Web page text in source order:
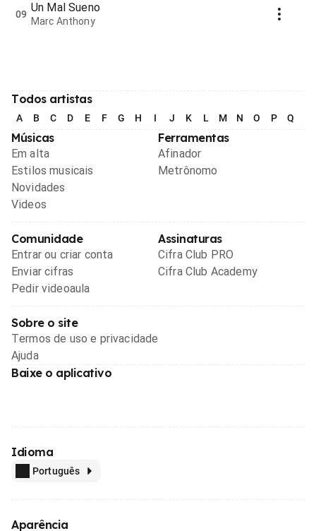
09 Un Mal Sueno
Marc Anthony
Todos artistas
A B C D E F G H I J K L M N O P Q
Músicas
Em alta
Estilos musicais
Novidades
Videos
Ferramentas
Afinador
Metrônomo
Comunidade
Entrar ou criar conta
Enviar cifras
Pedir videoaula
Assinaturas
Cifra Club PRO
Cifra Club Academy
Sobre o site
Termos de uso e privacidade
Ajuda
Baixe o aplicativo
Idioma
Português
Aparência